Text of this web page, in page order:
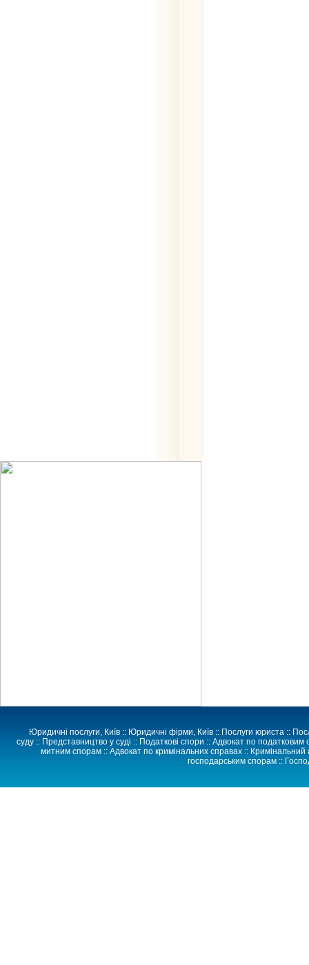
Юридичні послуги, Київ:: Юридичні фірми, Київ:: Послуги юриста::
суду :: Представництво у суді :: Податкові спори :: Адвокат по
митним спорам :: Адвокат по кримінальних справах :: Кримінальний
господарським спорам::